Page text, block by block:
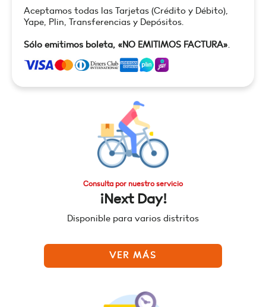
Aceptamos todas las Tarjetas (Crédito y Débito),
Yape, Plin, Transferencias y Depósitos.
Sólo emitimos boleta, «NO EMITIMOS FACTURA».
Consulta por nuestro servicio
¡Next Day!
Disponible para varios distritos
VER MÁS